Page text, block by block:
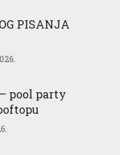
PISANJA
pool party